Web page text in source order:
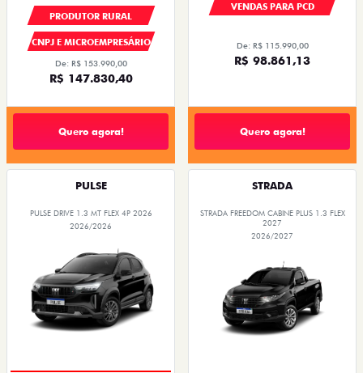
PRODUTOR RURAL
CNPJ E MICROEMPRESÁRIO
De: R$ 153.990,00
R$ 147.830,40
Quero agora!
VENDAS PARA PCD
De: R$ 115.990,00
R$ 98.861,13
Quero agora!
PULSE
PULSE DRIVE 1.3 MT FLEX 4P 2026
2026/2026
STRADA
STRADA FREEDOM CABINE PLUS 1.3 FLEX
2027
2026/2027